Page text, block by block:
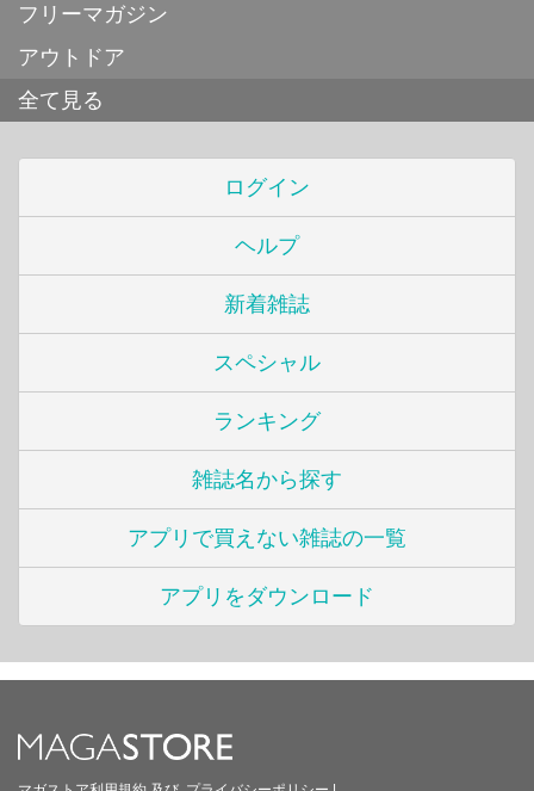
フリーマガジン
アウトドア
全て見る
ログイン
ヘルプ
新着雑誌
スペシャル
ランキング
雑誌名から探す
アプリで買えない雑誌の一覧
アプリをダウンロード